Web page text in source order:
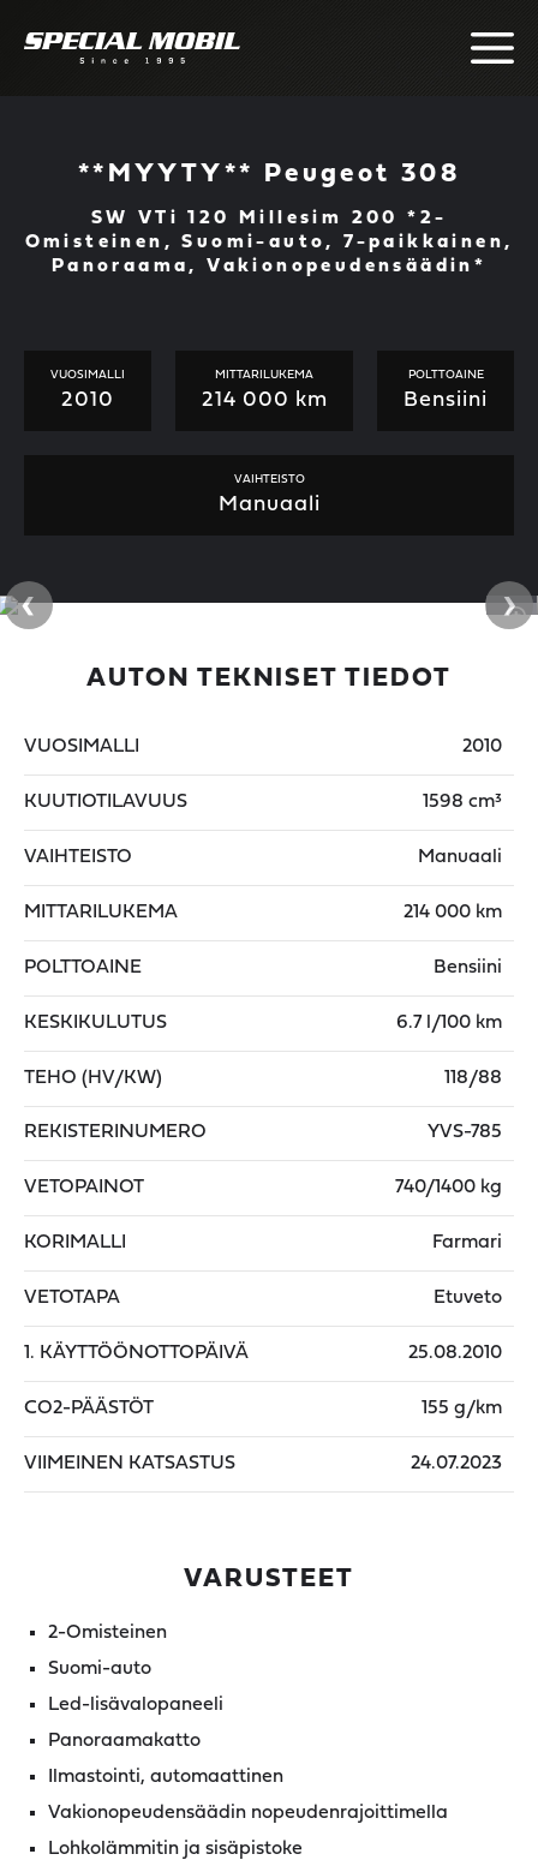
**MYYTY** Peugeot 308
SW VTi 120 Millesim 200 *2-
Omisteinen, Suomi-auto, 7-paikkainen,
Panoraama, Vakionopeudensäädin*
VUOSIMALLI
2010
MITTARILUKEMA
214 000 km
POLTTOAINE
Bensiini
VAIHTEISTO
Manuaali
‹ ›
AUTON TEKNISET TIEDOT
VUOSIMALLI 2010
KUUTIOTILAVUUS 1598 cm³
VAIHTEISTO Manuaali
MITTARILUKEMA 214 000 km
POLTTOAINE Bensiini
KESKIKULUTUS 6.7 l/100 km
TEHO (HV/KW) 118/88
REKISTERINUMERO YVS-785
VETOPAINOT 740/1400 kg
KORIMALLI Farmari
VETOTAPA Etuveto
1. KÄYTTÖÖNOTTOPÄIVÄ 25.08.2010
CO2-PÄÄSTÖT 155 g/km
VIIMEINEN KATSASTUS 24.07.2023
VARUSTEET
2-Omisteinen
Suomi-auto
Led-lisävalopaneeli
Panoraamakatto
Ilmastointi, automaattinen
Vakionopeudensäädin nopeudenrajoittimella
Lohkolämmitin ja sisäpistoke